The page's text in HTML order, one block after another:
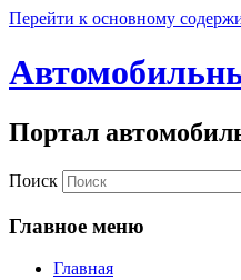
Перейти к основному
Портал
Поиск
Главное меню
Главная